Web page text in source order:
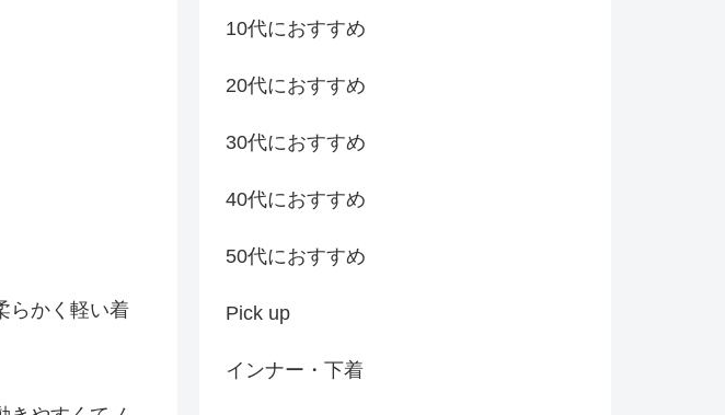
らかく軽い着
10代におすすめ
20代におすすめ
30代におすすめ
40代におすすめ
50代におすすめ
Pick up
インナー・下着